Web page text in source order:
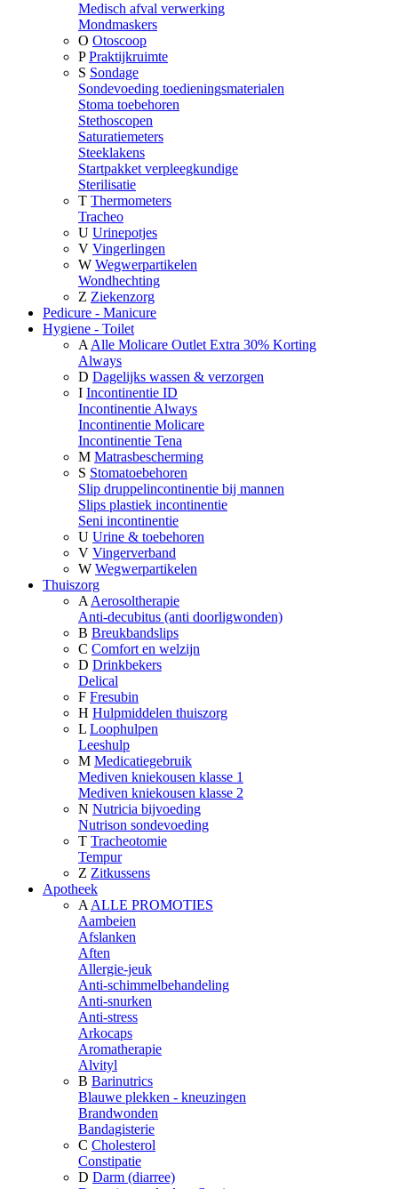
Medisch afval verwerking
Mondmaskers
O Otoscoop
P Praktijkruimte
S Sondage
Sondevoeding toedieningsmaterialen
Stoma toebehoren
Stethoscopen
Saturatiemeters
Steeklakens
Startpakket verpleegkundige
Sterilisatie
T Thermometers
Tracheo
U Urinepotjes
V Vingerlingen
W Wegwerpartikelen
Wondhechting
Z Ziekenzorg
Pedicure - Manicure
Hygiene - Toilet
A Alle Molicare Outlet Extra 30% Korting
Always
D Dagelijks wassen & verzorgen
I Incontinentie ID
Incontinentie Always
Incontinentie Molicare
Incontinentie Tena
M Matrasbescherming
S Stomatoebehoren
Slip druppelincontinentie bij mannen
Slips plastiek incontinentie
Seni incontinentie
U Urine & toebehoren
V Vingerverband
W Wegwerpartikelen
Thuiszorg
A Aerosoltherapie
Anti-decubitus (anti doorligwonden)
B Breukbandslips
C Comfort en welzijn
D Drinkbekers
Delical
F Fresubin
H Hulpmiddelen thuiszorg
L Loophulpen
Leeshulp
M Medicatiegebruik
Mediven kniekousen klasse 1
Mediven kniekousen klasse 2
N Nutricia bijvoeding
Nutrison sondevoeding
T Tracheotomie
Tempur
Z Zitkussens
Apotheek
A ALLE PROMOTIES
Aambeien
Afslanken
Aften
Allergie-jeuk
Anti-schimmelbehandeling
Anti-snurken
Anti-stress
Arkocaps
Aromatherapie
Alvityl
B Barinutrics
Blauwe plekken - kneuzingen
Brandwonden
Bandagisterie
C Cholesterol
Constipatie
D Darm (diarree)